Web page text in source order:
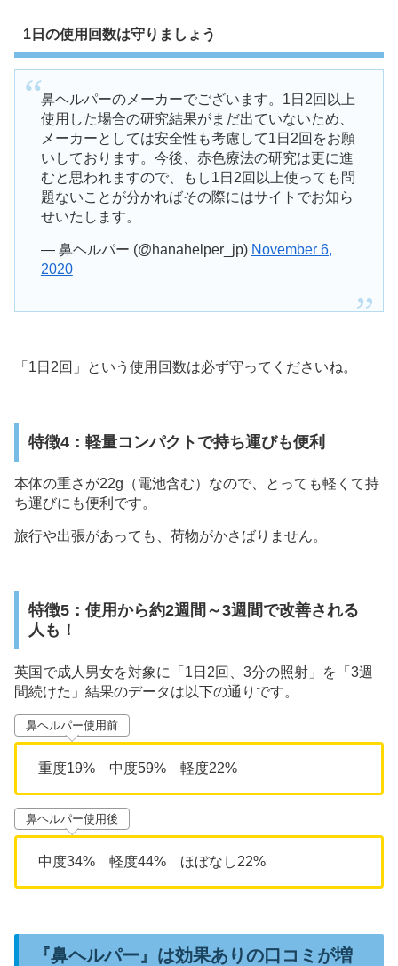
1日の使用回数は守りましょう
鼻ヘルパーのメーカーでございます。1日2回以上
使用した場合の研究結果がまだ出ていないため、
メーカーとしては安全性も考慮して1日2回をお願
いしております。今後、赤色療法の研究は更に進
むと思われますので、もし1日2回以上使っても問
題ないことが分かればその際にはサイトでお知ら
せいたします。
— 鼻ヘルパー (@hanahelper_jp) November 6,
2020
「1日2回」という使用回数は必ず守ってくださいね。
特徴4：軽量コンパクトで持ち運びも便利
本体の重さが22g（電池含む）なので、とっても軽くて持
ち運びにも便利です。
旅行や出張があっても、荷物がかさばりません。
特徴5：使用から約2週間～3週間で改善される
人も！
英国で成人男女を対象に「1日2回、3分の照射」を「3週
間続けた」結果のデータは以下の通りです。
鼻ヘルパー使用前
重度19% 中度59% 軽度22%
鼻ヘルパー使用後
中度34% 軽度44% ほぼなし22%
『鼻ヘルパー』は効果ありの口コミが増